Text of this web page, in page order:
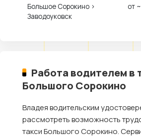
Большое Сорокино ›
Заводоуковск
от
Работа водителем в
Большого Сорокино
Владея водительским
рассмотреть возможность
такси Большого Сорокино.